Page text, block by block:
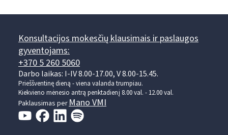
Konsultacijos mokesčių klausimais ir paslaugos
gyventojams:
+370 5 260 5060
Darbo laikas: I-IV 8.00-17.00, V 8.00-15.45.
Prieššventinę dieną - viena valanda trumpiau.
Kiekvieno mėnesio antrą penktadienį 8.00 val. - 12.00 val.
Paklausimas per Mano VMI